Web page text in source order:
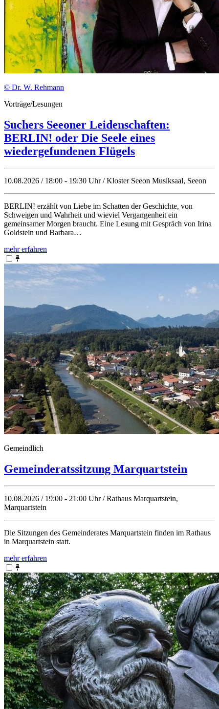
© Dr. W. Rehmann
Vorträge/Lesungen
Suchers Seeoner Leidenschaften:
BERLIN! oder Die Seele eines
wiedergefundenen Flügels
10.08.2026 / 18:00 - 19:30 Uhr / Kloster Seeon Musiksaal, Seeon
BERLIN! erzählt von Liebe im Schatten der Geschichte, von
Schweigen und Wahrheit und wieviel Vergangenheit ein
gemeinsamer Morgen braucht. Eine Lesung mit Gespräch von Irina
Goldstein und Barbara…
mehr erfahren
Gemeindlich
Gemeinderatssitzung Marquartstein
10.08.2026 / 19:00 - 21:00 Uhr / Rathaus Marquartstein,
Marquartstein
Die Sitzungen des Gemeinderates Marquartstein finden im Rathaus
in Marquartstein statt.
mehr erfahren